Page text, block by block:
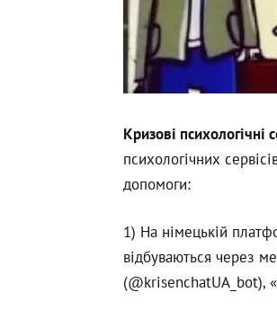
Кризові психологічні
психологічних
допомоги:
1) На німецькій
відбуваються через
(@krisenchatUA_bot),